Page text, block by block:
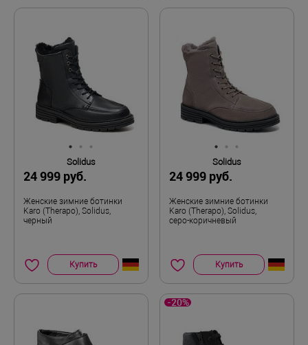
Solidus
24 999 руб.
Женские зимние ботинки
Karo (Therapo), Solidus,
черный
Купить
Solidus
24 999 руб.
Женские зимние ботинки
Karo (Therapo), Solidus,
серо-коричневый
Купить
-20%